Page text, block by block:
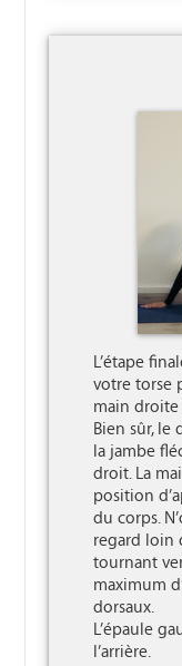
L’étape
votre torse
main
Bien sûr,
la jambe
droit. La
position
du corps.
regard loin
tournant
maximum
dorsaux.
L’épaule
l’arrière.